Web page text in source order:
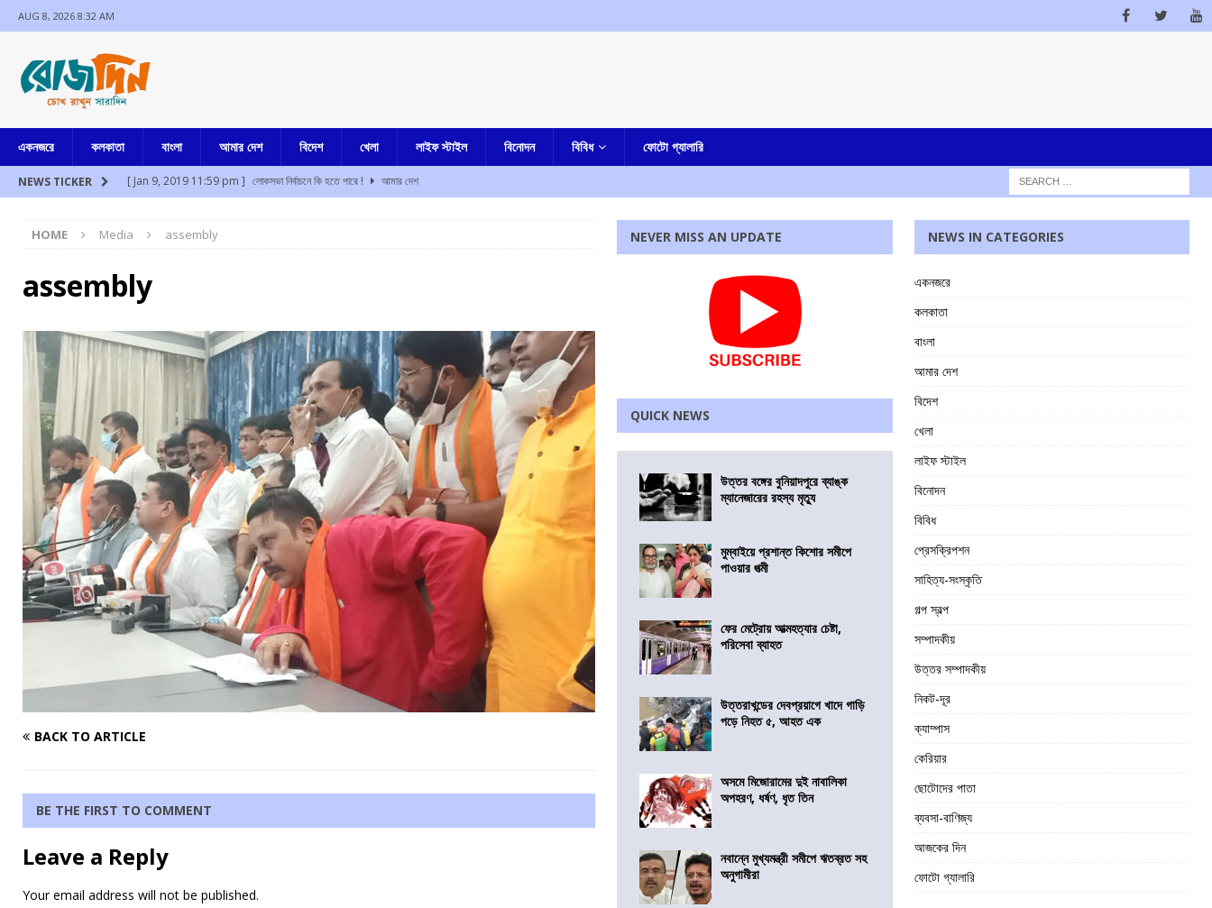
AUG 8, 2026 8:32 AM
একনজরে কলকাতা বাংলা আমার দেশ বিদেশ খেলা লাইফ স্টাইল বিনোদন বিবিধ ফোটো গ্যালারি
NEWS TICKER [ Jan 9, 2019 11:59 pm ] লোকসভা নির্বাচনে কি হতে পারে !
আমার দেশ
[ Aug 8, 2026 2:42 am ]
[ Aug 8, 2026 1:11 am ]
[ Aug 8, 2026 12:54 am ]
[ Aug 8, 2026 12:42 am ] অসমে মিজোরামের দুই নাবালিকা অপহরণ, ধর্ষণ, ধৃত তিন
এক নজরে
[ Jul 17, 2024 3:35 pm ] চুরির অপবাদে একই পরিবারের ৩ সদস্যকে মারধোর, উত্তেজনা ডোমজুর এলাকায়.. বাংলা
HOME Media assembly
assembly
BACK TO ARTICLE
BE THE FIRST TO COMMENT
Leave a Reply
Your email address will not be published.
NEVER MISS AN UPDATE
QUICK NEWS
উত্তর বঙ্গের বুনিয়াদপুরে ব্যাঙ্ক
ম্যানেজারের রহস্য মৃত্যু
মুম্বাইয়ে প্রশান্ত কিশোর সমীপে
পাওয়ার পত্মী
ফের মেট্রোয় আত্মহত্যার চেষ্টা,
পরিসেবা ব্যাহত
উত্তরাখন্ডের দেবপ্রয়াগে খাদে গাড়ি
পড়ে নিহত ৫, আহত এক
অসমে মিজোরামের দুই নাবালিকা
অপহরণ, ধর্ষণ, ধৃত তিন
নবান্নে মুখ্যমন্ত্রী সমীপে ঋতব্রত সহ
অনুগামীরা
NEWS IN CATEGORIES
একনজরে
কলকাতা
বাংলা
আমার দেশ
বিদেশ
খেলা
লাইফ স্টাইল
বিনোদন
বিবিধ
প্রেসক্রিপশন
সাহিত্য-সংস্কৃতি
গল্প স্বল্প
সম্পাদকীয়
উত্তর সম্পাদকীয়
নিকট-দূর
ক্যাম্পাস
কেরিয়ার
ছোটোদের পাতা
ব্যবসা-বাণিজ্য
আজকের দিন
ফোটো গ্যালারি